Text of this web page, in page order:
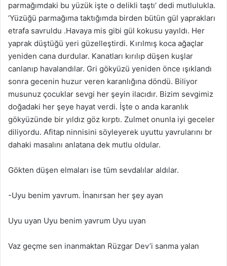
parmağımdaki bu yüzük işte o delikli taştı’ dedi mutlulukla.
‘Yüzüğü parmağıma taktığımda birden bütün gül yaprakları
etrafa savruldu .Havaya mis gibi gül kokusu yayıldı. Her
yaprak düştüğü yeri güzelleştirdi. Kırılmış koca ağaçlar
yeniden cana durdular. Kanatları kırılıp düşen kuşlar
canlanıp havalandılar. Gri gökyüzü yeniden önce ışıklandı
sonra gecenin huzur veren karanlığına döndü. Biliyor
musunuz çocuklar sevgi her şeyin ilacıdır. Bizim sevgimiz
doğadaki her şeye hayat verdi. İşte o anda karanlık
gökyüzünde bir yıldız göz kırptı. Zulmet onunla iyi geceler
diliyordu. Afitap ninnisini söyleyerek uyuttu yavrularını br
dahaki masalını anlatana dek mutlu oldular.
Gökten düşen elmaları ise tüm sevdalılar aldılar.
-Uyu benim yavrum. İnanırsan her şey ayan
Uyu uyan Uyu benim yavrum Uyu uyan
Vaz geçme sen inanmaktan Rüzgar Dev’i sanma yalan